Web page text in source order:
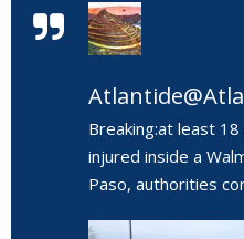
Atlantide
Breaking:at least
injured inside a
Paso, authorities